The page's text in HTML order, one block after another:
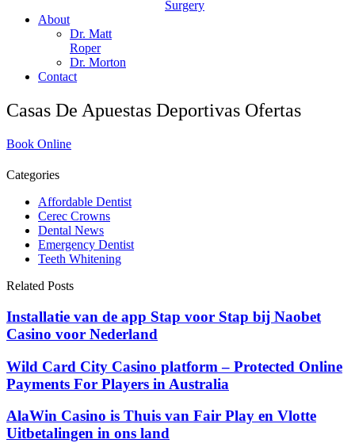
Surgery
About
Dr. Matt
Roper
Dr. Morton
Contact
Casas De Apuestas Deportivas Ofertas
Book Online
Categories
Affordable Dentist
Cerec Crowns
Dental News
Emergency Dentist
Teeth Whitening
Related Posts
Installatie van de app Stap voor Stap bij Naobet
Casino voor Nederland
Wild Card City Casino platform – Protected Online
Payments For Players in Australia
AlaWin Casino is Thuis van Fair Play en Vlotte
Uitbetalingen in ons land